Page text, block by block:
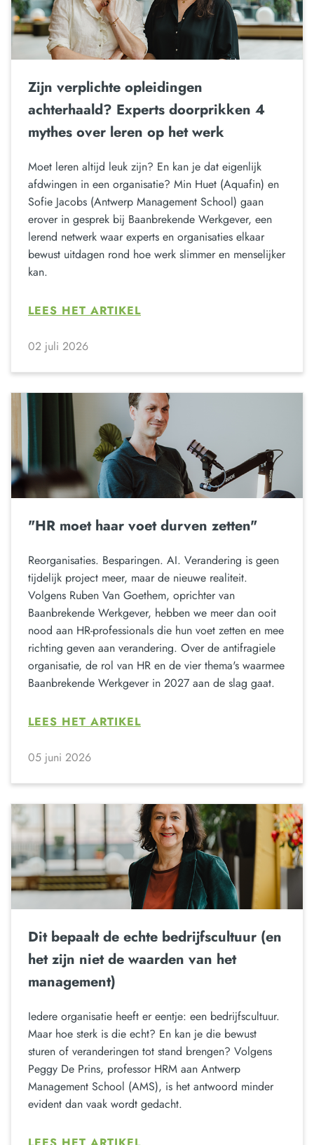
Zijn verplichte opleidingen
achterhaald? Experts doorprikken 4
mythes over leren op het werk
Moet leren altijd leuk zijn? En kan je dat eigenlijk
afdwingen in een organisatie? Min Huet (Aquafin) en
Sofie Jacobs (Antwerp Management School) gaan
erover in gesprek bij Baanbrekende Werkgever, een
lerend netwerk waar experts en organisaties elkaar
bewust uitdagen rond hoe werk slimmer en menselijker
kan.
LEES HET ARTIKEL
02 juli 2026
"HR moet haar voet durven zetten"
Reorganisaties. Besparingen. AI. Verandering is geen
tijdelijk project meer, maar de nieuwe realiteit.
Volgens Ruben Van Goethem, oprichter van
Baanbrekende Werkgever, hebben we meer dan ooit
nood aan HR-professionals die hun voet zetten en mee
richting geven aan verandering. Over de antifragiele
organisatie, de rol van HR en de vier thema's waarmee
Baanbrekende Werkgever in 2027 aan de slag gaat.
LEES HET ARTIKEL
05 juni 2026
Dit bepaalt de echte bedrijfscultuur (en
het zijn niet de waarden van het
management)
Iedere organisatie heeft er eentje: een bedrijfscultuur.
Maar hoe sterk is die echt? En kan je die bewust
sturen of veranderingen tot stand brengen? Volgens
Peggy De Prins, professor HRM aan Antwerp
Management School (AMS), is het antwoord minder
evident dan vaak wordt gedacht.